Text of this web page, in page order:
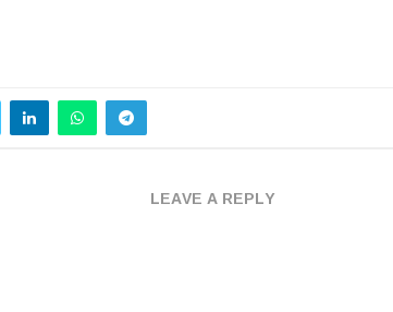
LEAVE A REPLY